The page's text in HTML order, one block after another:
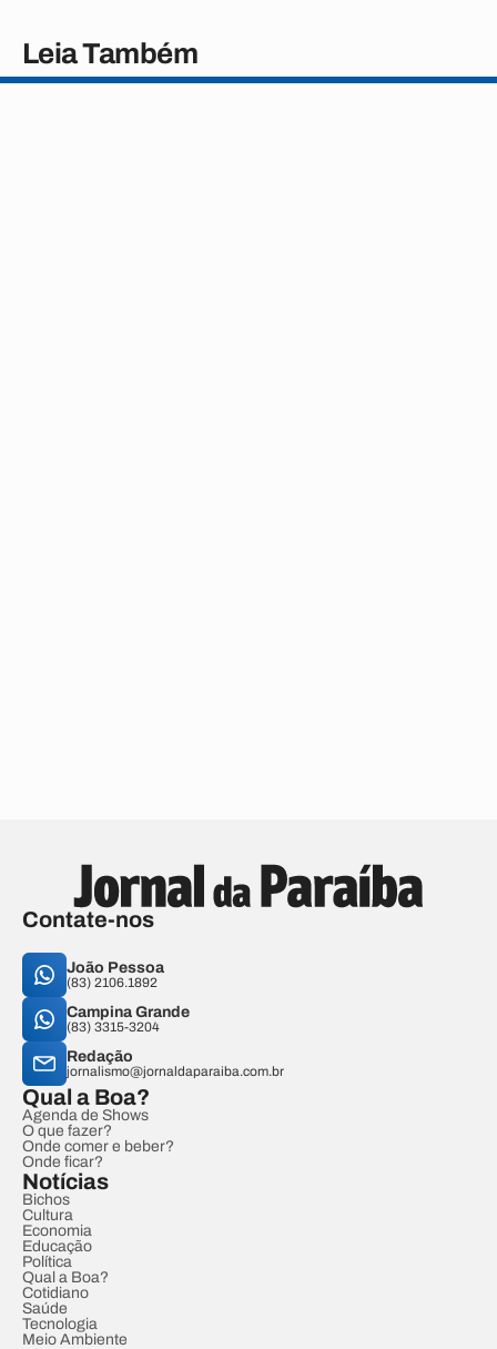
Leia Também
Contate-nos
João Pessoa
(83) 2106.1892
Campina Grande
(83) 3315-3204
Redação
jornalismo@jornaldaparaiba.com.br
Qual a Boa?
Agenda de Shows
O que fazer?
Onde comer e beber?
Onde ficar?
Notícias
Bichos
Cultura
Economia
Educação
Política
Qual a Boa?
Cotidiano
Saúde
Tecnologia
Meio Ambiente